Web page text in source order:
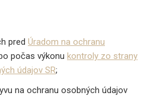
pred Úradom na ochranu
počas výkonu kontroly zo strany
údajov SR;
na ochranu osobných údajov